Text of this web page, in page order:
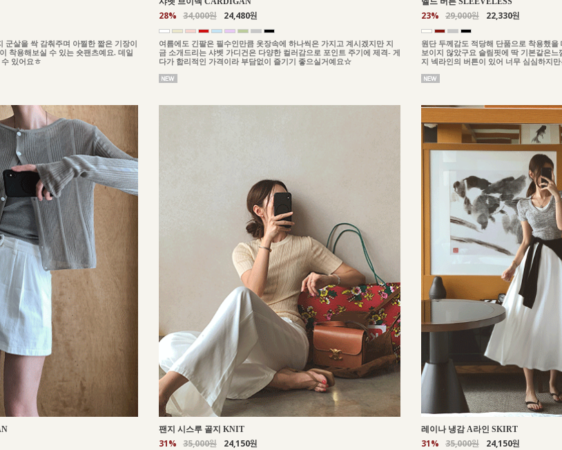
군살을 싹 감춰주며 아찔한 짧은 기장이
착용해보실 수 있는 숏팬츠예요. 데일
있어요ㅎ
28% 34,000원 24,480원
여름에도 긴팔은 필수인만큼 옷장속에 하나씩은 가지고 계시겠지만 지
금 소개드리는 샤벳 가디건은 다양한 컬러감으로 포인트 주기에 제격- 게
다가 합리적인 가격이라 부담없이 즐기기 좋으실거예요☆
23% 29,000원 22,330원
원단 두께감도 적당해 단품으로 착용했
보이지 않았구요 슬림핏에 딱 기본같은
지 넥라인의 버튼이 있어 너무 심심하지
팬지 시스루 골지 KNIT
31% 35,000원 24,150원
레이나 냉감 A라인 SKIRT
31% 35,000원 24,150원